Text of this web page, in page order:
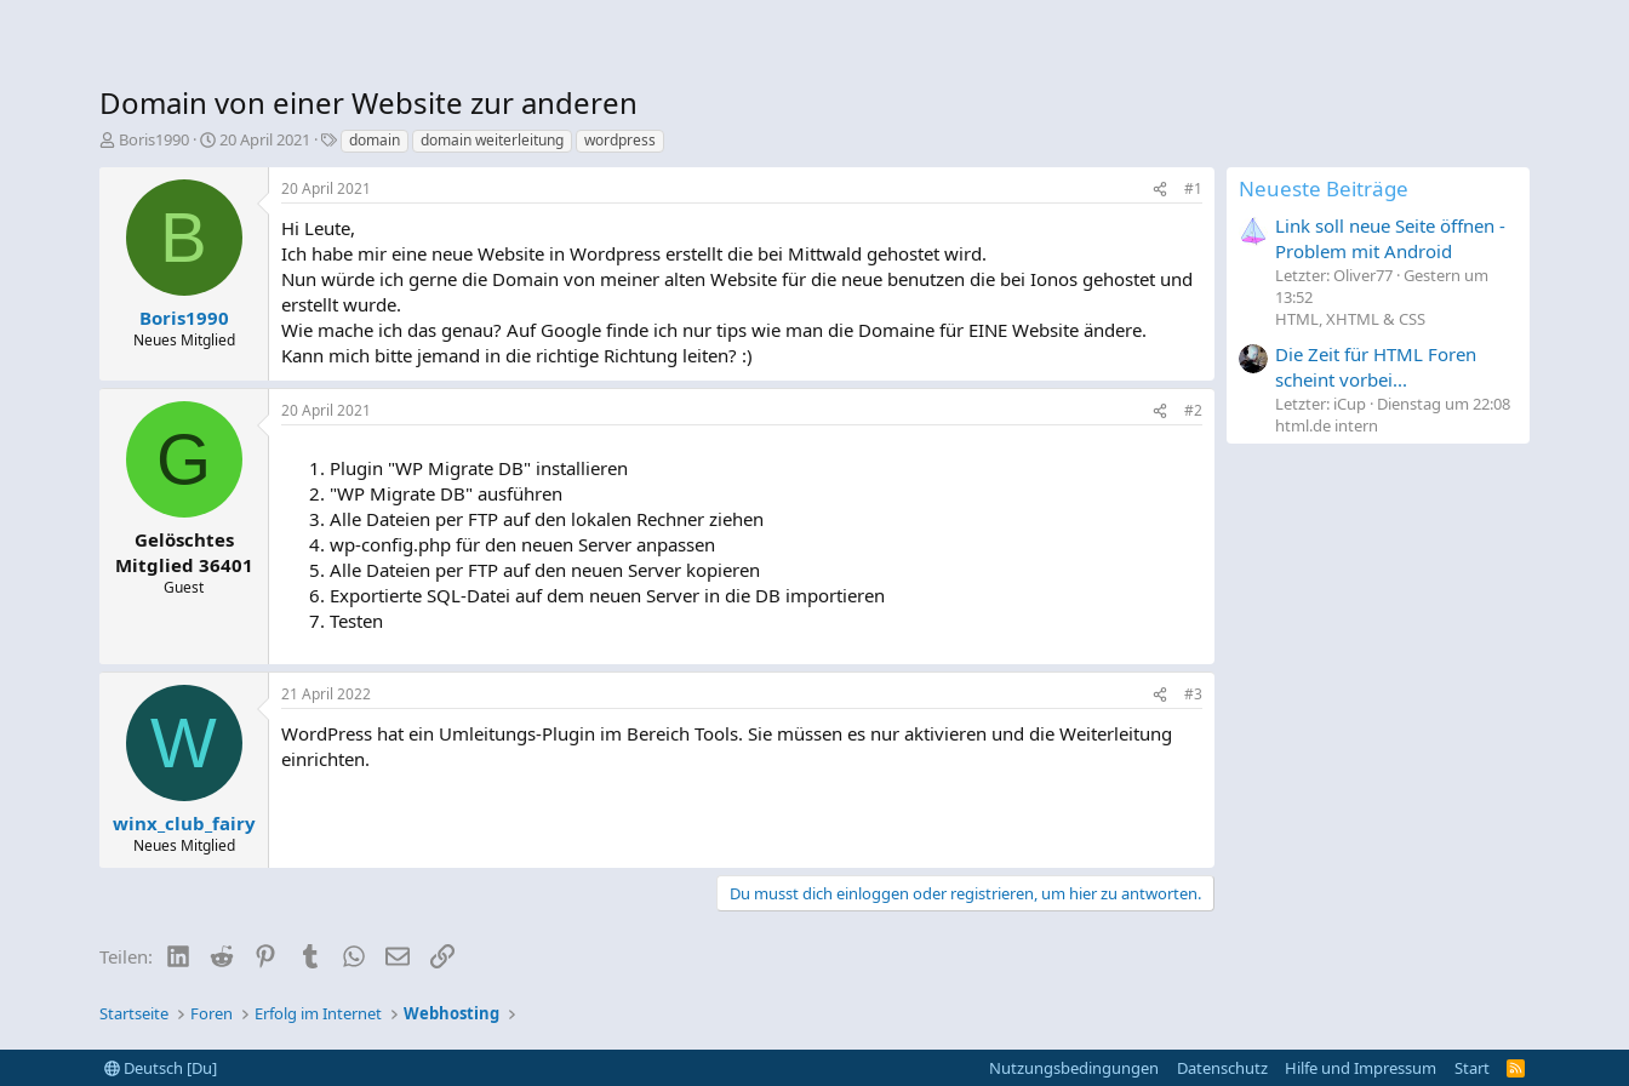
Domain von einer Website zur anderen
E
Boris1990
E
t
a
m
20 April 2021
S
c
h
l
a
g
w
o
r
t
e
domain domain weiterleitung wordpress
B
Boris1990
Neues Mitglied
20 April 2021 #1
Hi Leute,
Ich habe mir eine neue Website in Wordpress erstellt die bei Mittwald gehostet wird.
Nun würde ich gerne die Domain von meiner alten Website für die neue benutzen die bei Ionos gehostet und
erstellt wurde.
Wie mache ich das genau? Auf Google finde ich nur tips wie man die Domaine für EINE Website ändere.
Kann mich bitte jemand in die richtige Richtung leiten? :)
G
Gelöschtes
Mitglied 36401
Guest
20 April 2021 #2
Plugin "WP Migrate DB" installieren
"WP Migrate DB" ausführen
Alle Dateien per FTP auf den lokalen Rechner ziehen
wp-config.php für den neuen Server anpassen
Alle Dateien per FTP auf den neuen Server kopieren
Exportierte SQL-Datei auf dem neuen Server in die DB importieren
Testen
W
winx_club_fairy
Neues Mitglied
21 April 2022 #3
WordPress hat ein Umleitungs-Plugin im Bereich Tools. Sie müssen es nur aktivieren und die Weiterleitung
einrichten.
Du musst dich einloggen oder registrieren, um hier zu antworten.
Teilen: LinkedIn
Reddit PinterestTumblr WhatsApp
E-MailLink
Neueste Beiträge
Link soll neue Seite öffnen -
Problem mit Android
Letzter: Oliver77 Gestern um
13:52
HTML, XHTML & CSS
Die Zeit für HTML Foren
scheint vorbei...
Letzter: iCup Dienstag um 22:08
html.de intern
Startseite Foren Erfolg im Internet Webhosting
Deutsch [Du] Nutzungsbedingungen Datenschutz Hilfe und Impressum Start
R